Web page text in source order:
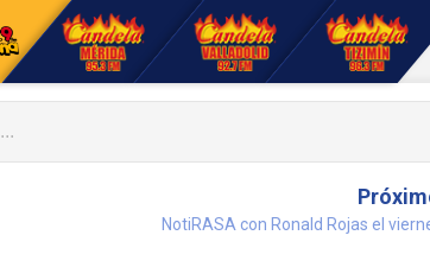
NotiRASA con Ronald Rojas el